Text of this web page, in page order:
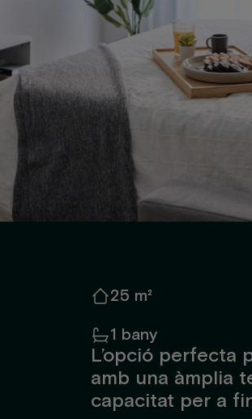
25 m²
1 bany
L’opció perfecta
amb una àmplia
capacitat per a